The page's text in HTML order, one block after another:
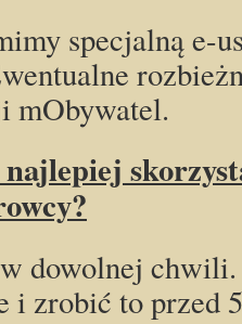
specjalną e-
mObywatel.
dowolnej
i zrobić to przed